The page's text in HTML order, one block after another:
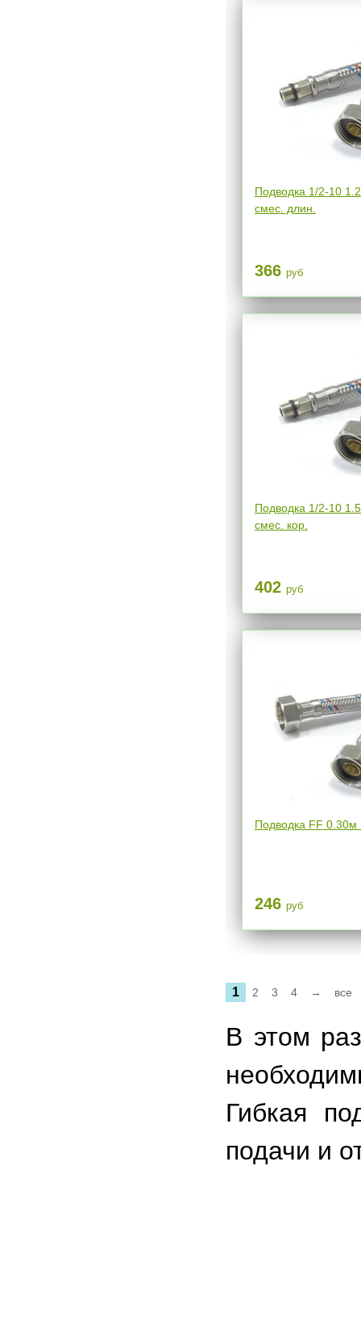
Подводка 1/2-10
смес. длин.
366 руб
Подводка 1/2-10
смес. кор.
402 руб
Подводка FF 0.30м
246 руб
1 2 3 4 → все
В этом
Гибкая
подачи и